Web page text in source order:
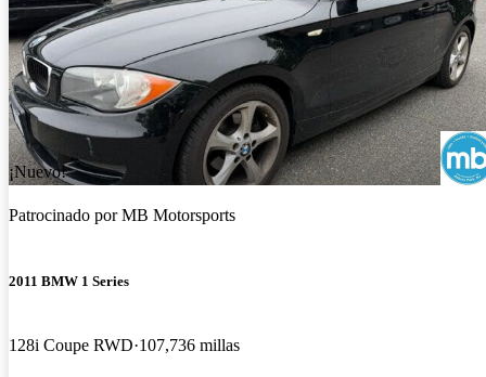
¡Nuevo!
Patrocinado porMB Motorsports
2011 BMW 1 Series
128i Coupe RWD 107,736 millas